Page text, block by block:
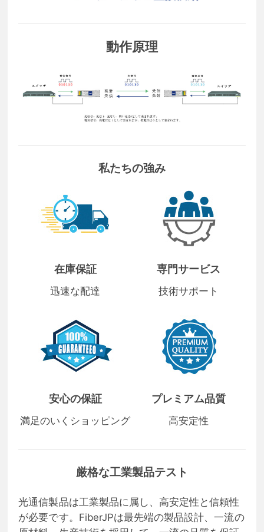
動作原理
私たちの強み
在庫保証
迅速な配達
専門サービス
技術サポート
安心の保証
満足のいくショッピング
プレミアム品質
高安定性
厳格な工業製品テスト
光通信製品は工業製品に属し、高安定性と信頼性
が必要です。FiberJPは最先端の製品設計、一流の